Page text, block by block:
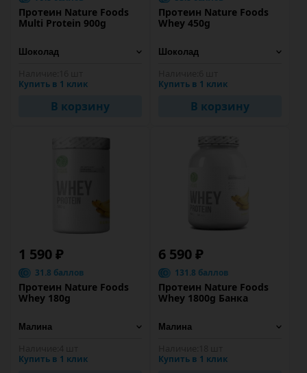
Протеин Nature Foods
Multi Protein 900g
Купить в 1 клик
В корзину
Протеин Nature Foods
Whey 450g
Купить в 1 клик
В корзину
1 590 ₽
31.8 баллов
Протеин Nature Foods
Whey 180g
Купить в 1 клик
6 590 ₽
131.8 баллов
Протеин Nature Foods
Whey 1800g Банка
Купить в 1 клик